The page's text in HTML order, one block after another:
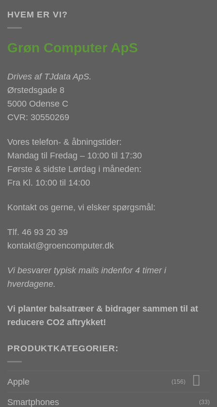
HVEM ER VI?
Grøn Computer ApS
Drives af TJdata ApS.
Ørstedsgade 8
5000 Odense C
CVR: 30550269
Vores telefon- & åbningstider:
Mandag til Fredag – 10:00 til 17:30
Første & sidste Lørdag i måneden:
Fra Kl. 10:00 til 14:00
Kontakt os gerne, vi elsker spørgsmål:
Tlf. 46 93 20 39
kontakt@groencomputer.dk
Vi besvarer typisk mails indenfor 4 timer i
hverdagene.
Vi planter balsatræer & bidrager sammen til at
reducere CO2 aftrykket!
PRODUKTKATEGORIER:
Apple (156)
Smartphones (33)